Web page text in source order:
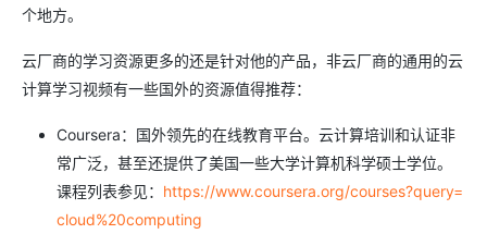
个地方。
云厂商的学习资源更多的还是针对他的产品，非云厂商的通用的云
计算学习视频有一些国外的资源值得推荐：
Coursera：国外领先的在线教育平台。云计算培训和认证非
常广泛，甚至还提供了美国一些大学计算机科学硕士学位。
课程列表参见： https://www.coursera.org/courses?query=
cloud%20computing